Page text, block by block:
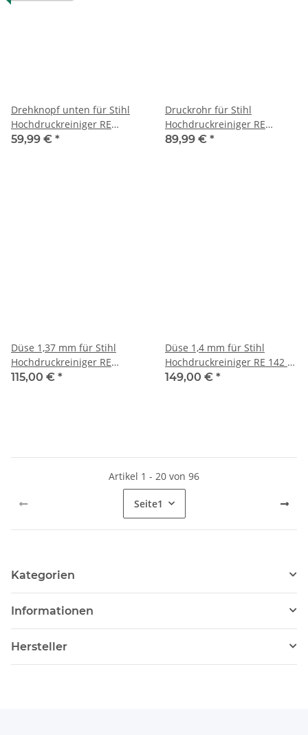
Drehknopf unten für Stihl
Hochdruckreiniger RE
143/163/232/272/282/271/281/142/162
59,99 € *
Druckrohr für Stihl
Hochdruckreiniger RE
143/163
89,99 € *
Düse 1,37 mm für Stihl
Hochdruckreiniger RE
143/163
115,00 € *
Düse 1,4 mm für Stihl
Hochdruckreiniger RE 142 K
PLUS/162 K PLUS
149,00 € *
Artikel 1 - 20 von 96
Seite1
Kategorien
Informationen
Hersteller